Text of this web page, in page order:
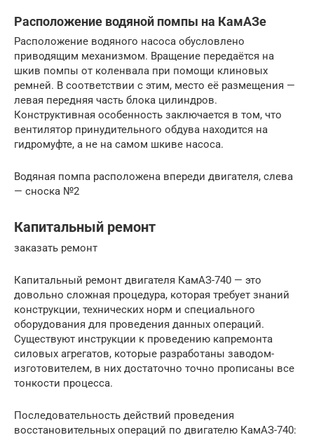
Расположение водяной помпы на КамАЗе
Расположение водяного насоса обусловлено
приводящим механизмом. Вращение передаётся на
шкив помпы от коленвала при помощи клиновых
ремней. В соответствии с этим, место её размещения —
левая передняя часть блока цилиндров.
Конструктивная особенность заключается в том, что
вентилятор принудительного обдува находится на
гидромуфте, а не на самом шкиве насоса.
Водяная помпа расположена впереди двигателя, слева
— сноска №2
Капитальный ремонт
заказать ремонт
Капитальный ремонт двигателя КамАЗ-740 — это
довольно сложная процедура, которая требует знаний
конструкции, технических норм и специального
оборудования для проведения данных операций.
Существуют инструкции к проведению капремонта
силовых агрегатов, которые разработаны заводом-
изготовителем, в них достаточно точно прописаны все
тонкости процесса.
Последовательность действий проведения
восстановительных операций по двигателю КамАЗ-740: